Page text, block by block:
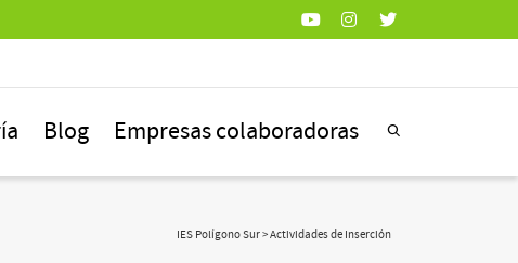
Blog Empresas colaboradoras
IES Polígono Sur>Actividades de Inserción